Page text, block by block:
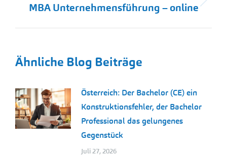
Nächster
MBA Unternehmensführung – online
Ähnliche Blog Beiträge
Österreich: Der Bachelor (CE) ein
Konstruktionsfehler, der Bachelor
Professional das gelungenes
Gegenstück
Juli 27, 2026